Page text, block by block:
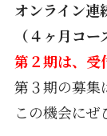
オンライン連
（４ヶ月コ
第２期は、受
第３期の募集
この機会にぜ